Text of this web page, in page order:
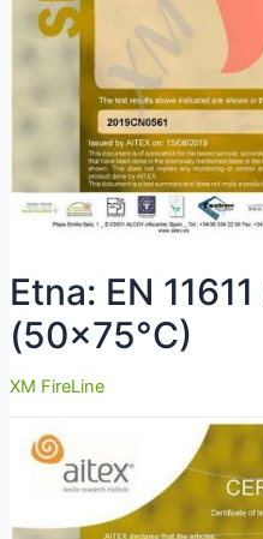
Etna: EN
(50×75°C)
XM FireLine